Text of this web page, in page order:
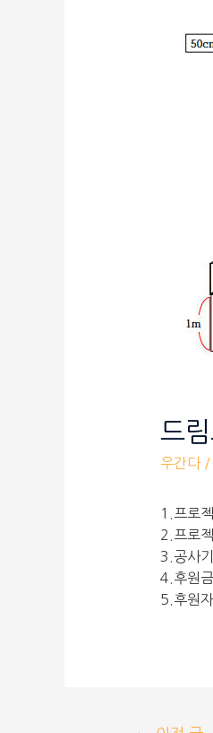
드
우간다/
1.프로
2.프로
3.공사
4.후원
5.후원